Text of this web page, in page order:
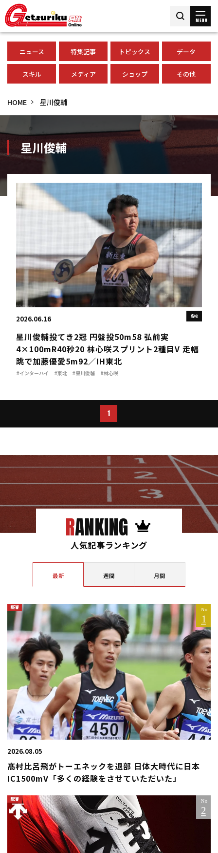
MENU
ニュース 特集記事 トピックス データ
スキル メディア ショップ その他
HOME 星川俊輔
星川俊輔
高校
2026.06.16
星川俊輔投てき2冠 円盤投50m58 弘前実
4×100mR40秒20 林心咲スプリント2種目V 走幅
跳で加藤優愛5m92／IH東北
#インターハイ #東北 #星川俊輔 #林心咲
1
RANKING
人気記事ランキング
最新 週間 月間
2026.08.05
髙村比呂飛がトーエネックを退部 日体大時代に日本
IC1500mV「多くの経験をさせていただいた」